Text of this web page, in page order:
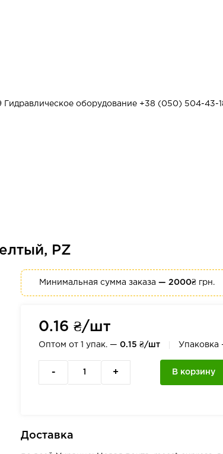
Гидравлическое оборудование +38 (050) 504-43-
PZ
Минимальная сумма заказа— 2000₴ грн.
0.16 ₴/шт
Оптом от 1 упак. —0.15 ₴/шт Упаковка
- + В корзину
Доставка